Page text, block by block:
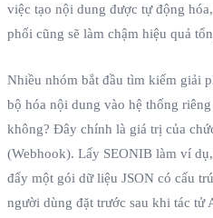
việc tạo nội dung được tự động
phối cũng sẽ làm chậm hiệu quả
Nhiều nhóm bắt đầu tìm kiếm giải
bộ hóa nội dung vào hệ thống
không? Đây chính là giá trị của
(Webhook). Lấy SEONIB làm ví
đẩy một gói dữ liệu JSON có cấu
người dùng đặt trước sau khi tác tử